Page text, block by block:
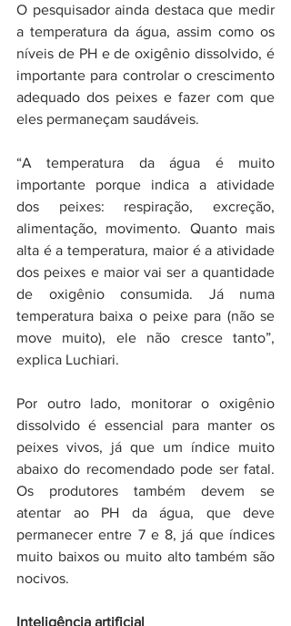
O pesquisador ainda destaca que medir
a temperatura da água, assim como os
níveis de PH e de oxigênio dissolvido, é
importante para controlar o crescimento
adequado dos peixes e fazer com que
eles permaneçam saudáveis.
“A temperatura da água é muito
importante porque indica a atividade
dos peixes: respiração, excreção,
alimentação, movimento. Quanto mais
alta é a temperatura, maior é a atividade
dos peixes e maior vai ser a quantidade
de oxigênio consumida. Já numa
temperatura baixa o peixe para (não se
move muito), ele não cresce tanto”,
explica Luchiari.
Por outro lado, monitorar o oxigênio
dissolvido é essencial para manter os
peixes vivos, já que um índice muito
abaixo do recomendado pode ser fatal.
Os produtores também devem se
atentar ao PH da água, que deve
permanecer entre 7 e 8, já que índices
muito baixos ou muito alto também são
nocivos.
Inteligência artificial